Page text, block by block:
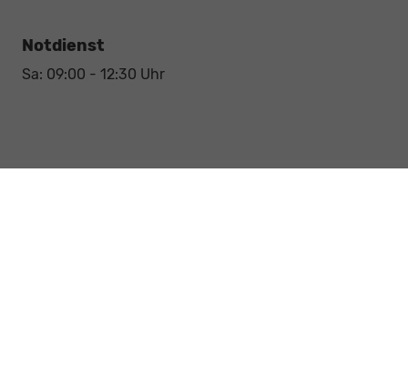
Notdienst
Sa: 09:00 - 12:30 Uhr